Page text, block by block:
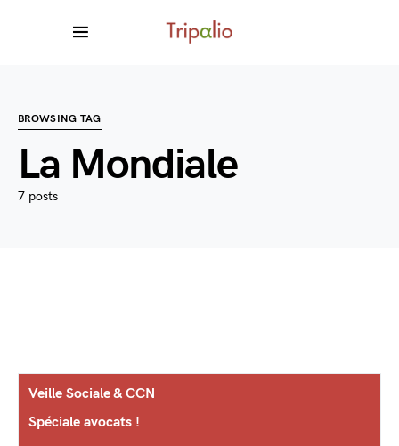
BROWSING TAG
La Mondiale
7 posts
Veille Sociale & CCN
Spéciale avocats !